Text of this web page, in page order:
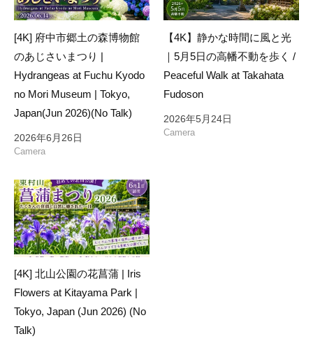
[4K] 府中市郷土の森博物館
のあじさいまつり |
Hydrangeas at Fuchu Kyodo
no Mori Museum | Tokyo,
Japan(Jun 2026)(No Talk)
2026年6月26日
Camera
【4K】静かな時間に風と光
｜5月5日の高幡不動を歩く /
Peaceful Walk at Takahata
Fudoson
2026年5月24日
Camera
[4K] 北山公園の花菖蒲 | Iris
Flowers at Kitayama Park |
Tokyo, Japan (Jun 2026) (No
Talk)